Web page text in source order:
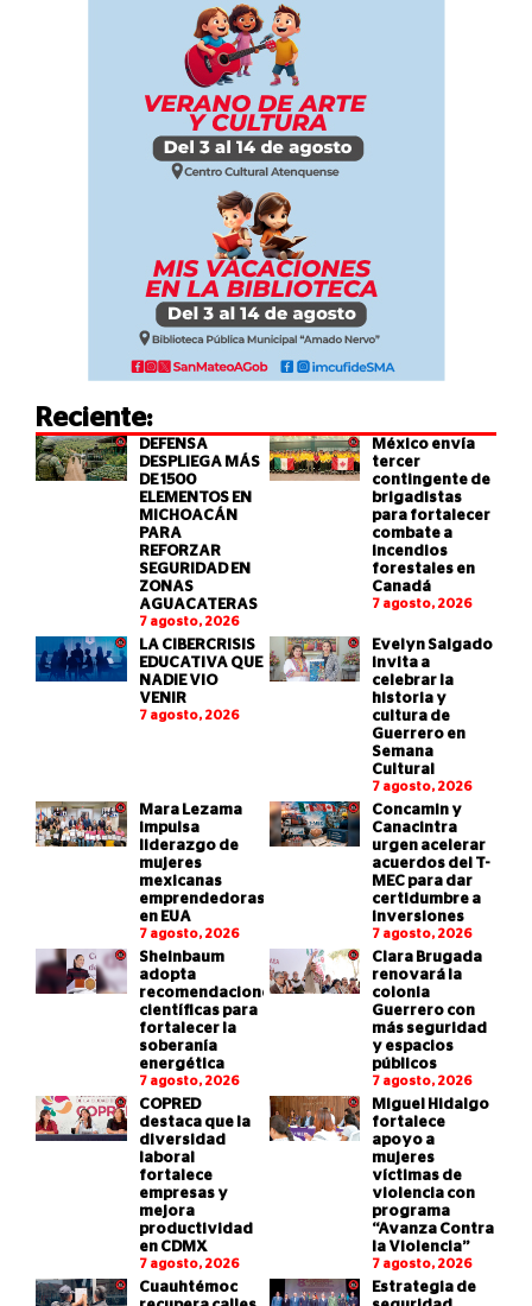
Reciente:
DEFENSA
DESPLIEGA MÁS
DE 1500
ELEMENTOS EN
MICHOACÁN
PARA
REFORZAR
SEGURIDAD EN
ZONAS
AGUACATERAS
7 agosto, 2026
México envía
tercer
contingente de
brigadistas
para fortalecer
combate a
incendios
forestales en
Canadá
7 agosto, 2026
LA CIBERCRISIS
EDUCATIVA QUE
NADIE VIO
VENIR
7 agosto, 2026
Evelyn Salgado
invita a
celebrar la
historia y
cultura de
Guerrero en
Semana
Cultural
7 agosto, 2026
Mara Lezama
impulsa
liderazgo de
mujeres
mexicanas
emprendedoras
en EUA
7 agosto, 2026
Concamin y
Canacintra
urgen acelerar
acuerdos del T-
MEC para dar
certidumbre a
inversiones
7 agosto, 2026
Sheinbaum
adopta
recomendaciones
científicas para
fortalecer la
soberanía
energética
7 agosto, 2026
Clara Brugada
renovará la
colonia
Guerrero con
más seguridad
y espacios
públicos
7 agosto, 2026
COPRED
destaca que la
diversidad
laboral
fortalece
empresas y
mejora
productividad
en CDMX
7 agosto, 2026
Miguel Hidalgo
fortalece
apoyo a
mujeres
víctimas de
violencia con
programa
“Avanza Contra
la Violencia”
7 agosto, 2026
Cuauhtémoc
Estrategia de